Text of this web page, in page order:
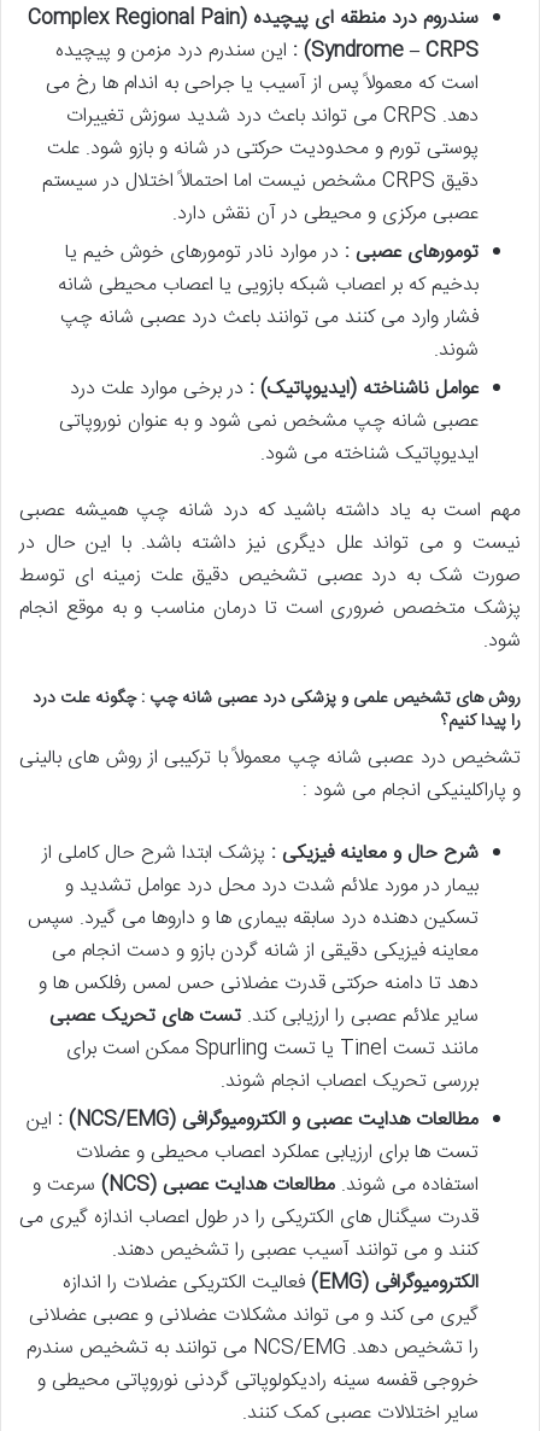
سندروم درد منطقه ای پیچیده (Complex Regional Pain
Syndrome – CRPS)
: این سندرم درد مزمن و پیچیده
است که معمولاً پس از آسیب یا جراحی به اندام ها رخ می
دهد. CRPS می تواند باعث درد شدید سوزش تغییرات
پوستی تورم و محدودیت حرکتی در شانه و بازو شود. علت
دقیق CRPS مشخص نیست اما احتمالاً اختلال در سیستم
عصبی مرکزی و محیطی در آن نقش دارد.
تومورهای عصبی : در موارد نادر تومورهای خوش خیم یا
بدخیم که بر اعصاب شبکه بازویی یا اعصاب محیطی شانه
فشار وارد می کنند می توانند باعث درد عصبی شانه چپ
شوند.
عوامل ناشناخته (ایدیوپاتیک) : در برخی موارد علت درد
عصبی شانه چپ مشخص نمی شود و به عنوان نوروپاتی
ایدیوپاتیک شناخته می شود.
مهم است به یاد داشته باشید که درد شانه چپ همیشه عصبی
نیست و می تواند علل دیگری نیز داشته باشد. با این حال در
صورت شک به درد عصبی تشخیص دقیق علت زمینه ای توسط
پزشک متخصص ضروری است تا درمان مناسب و به موقع انجام
شود.
روش های تشخیص علمی و پزشکی درد عصبی شانه چپ : چگونه علت درد
را پیدا کنیم؟
تشخیص درد عصبی شانه چپ معمولاً با ترکیبی از روش های بالینی
و پاراکلینیکی انجام می شود :
شرح حال و معاینه فیزیکی : پزشک ابتدا شرح حال کاملی از
بیمار در مورد علائم شدت درد محل درد عوامل تشدید و
تسکین دهنده درد سابقه بیماری ها و داروها می گیرد. سپس
معاینه فیزیکی دقیقی از شانه گردن بازو و دست انجام می
دهد تا دامنه حرکتی قدرت عضلانی حس لمس رفلکس ها و
سایر علائم عصبی را ارزیابی کند. تست های تحریک عصبی
مانند تست Tinel یا تست Spurling ممکن است برای
بررسی تحریک اعصاب انجام شوند.
مطالعات هدایت عصبی و الکترومیوگرافی(NCS/EMG)
: این
تست ها برای ارزیابی عملکرد اعصاب محیطی و عضلات
استفاده می شوند. مطالعات هدایت عصبی(NCS)
سرعت و
قدرت سیگنال های الکتریکی را در طول اعصاب اندازه گیری می
کنند و می توانند آسیب عصبی را تشخیص دهند.
الکترومیوگرافی(EMG)
فعالیت الکتریکی عضلات را اندازه
گیری می کند و می تواند مشکلات عضلانی و عصبی عضلانی
را تشخیص دهد. NCS/EMG می توانند به تشخیص سندرم
خروجی قفسه سینه رادیکولوپاتی گردنی نوروپاتی محیطی و
سایر اختلالات عصبی کمک کنند.